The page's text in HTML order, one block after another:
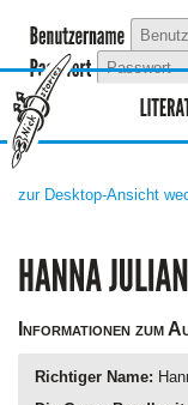
zur Desktop-Ansicht
Informationen zum
Richtiger Name: